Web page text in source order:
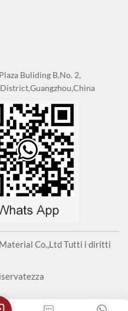
Buliding B,No. 2,
Co.,Ltd Tutti i diritti